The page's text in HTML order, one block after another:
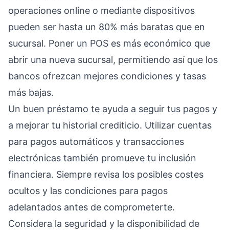
operaciones online o mediante dispositivos
pueden ser hasta un 80% más baratas que en
sucursal. Poner un POS es más económico que
abrir una nueva sucursal, permitiendo así que los
bancos ofrezcan mejores condiciones y tasas
más bajas.
Un buen préstamo te ayuda a seguir tus pagos y
a mejorar tu historial crediticio. Utilizar cuentas
para pagos automáticos y transacciones
electrónicas también promueve tu inclusión
financiera. Siempre revisa los posibles costes
ocultos y las condiciones para pagos
adelantados antes de comprometerte.
Considera la seguridad y la disponibilidad de